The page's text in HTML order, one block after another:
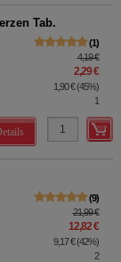
Tab.
1
4,19 €
2,29 €
1,90 €(45%)
1
9
21,99 €
12,82 €
9,17 €(42%)
2